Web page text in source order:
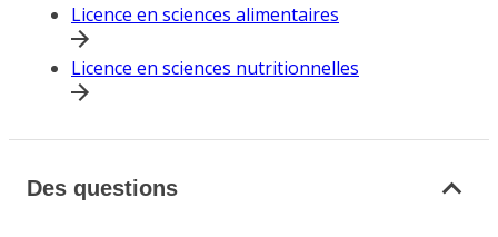
Licence en sciences alimentaires
Licence en sciences nutritionnelles
Des questions